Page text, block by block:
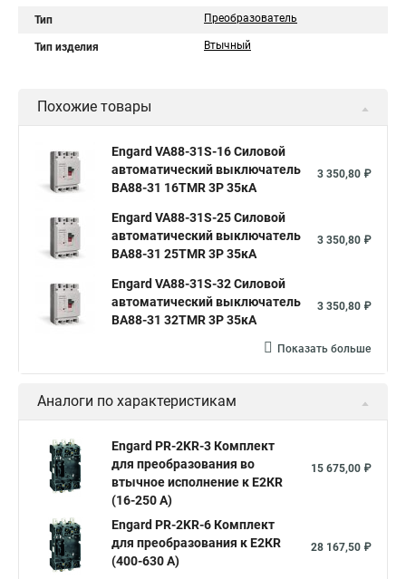
Тип Преобразователь
Тип изделия Втычный
Похожие товары
Engard VA88-31S-16 Силовой
автоматический выключатель
ВА88-31 16TMR 3P 35кА
3 350,80 ₽
Engard VA88-31S-25 Силовой
автоматический выключатель
ВА88-31 25TMR 3P 35кА
3 350,80 ₽
Engard VA88-31S-32 Силовой
автоматический выключатель
ВА88-31 32TMR 3P 35кА
3 350,80 ₽
Показать больше
Аналоги по характеристикам
Engard PR-2KR-3 Комплект
для преобразования во
втычное исполнение к Е2КR
(16-250 А)
15 675,00 ₽
Engard PR-2KR-6 Комплект
для преобразования к Е2КR
(400-630 А)
28 167,50 ₽